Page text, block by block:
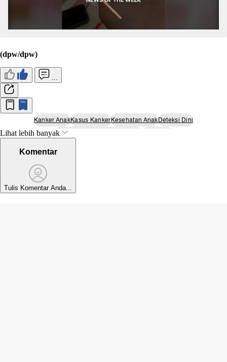
(dpw/dpw)
Kanker AnakKasus KankerKesehatan AnakDeteksi Dini
Kanker Kelenjar Getah Bening
Lihat lebih banyak
Komentar
Tulis Komentar Anda...